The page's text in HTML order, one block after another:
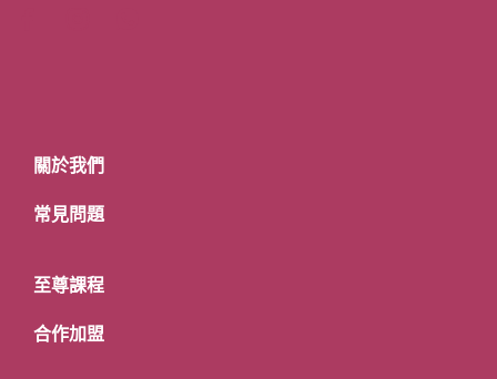
關於我們
常見問題
至尊課程
合作加盟